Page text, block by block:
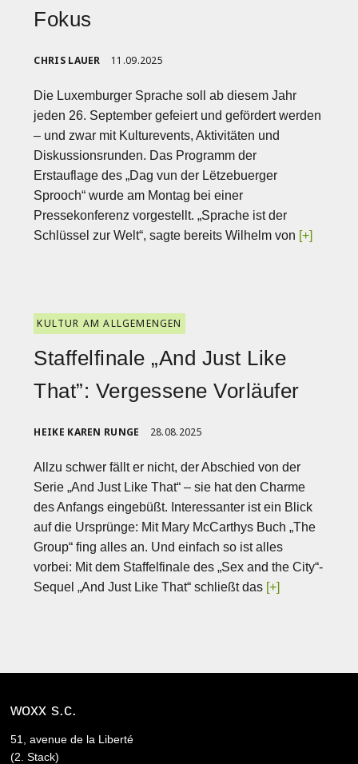
Fokus
CHRIS LAUER 11.09.2025
Die Luxemburger Sprache soll ab diesem Jahr
jeden 26. September gefeiert und gefördert werden
– und zwar mit Kulturevents, Aktivitäten und
Diskussionsrunden. Das Programm der
Erstauflage des „Dag vun der Lëtzebuerger
Sprooch“ wurde am Montag bei einer
Pressekonferenz vorgestellt. „Sprache ist der
Schlüssel zur Welt“, sagte bereits Wilhelm von [+]
KULTUR AM ALLGEMENGEN
Staffelfinale „And Just Like
That”: Vergessene Vorläufer
HEIKE KAREN RUNGE 28.08.2025
Allzu schwer fällt er nicht, der Abschied von der
Serie „And Just Like That“ – sie hat den Charme
des Anfangs eingebüßt. Interessanter ist ein Blick
auf die Ursprünge: Mit Mary McCarthys Buch „The
Group“ fing alles an. Und einfach so ist alles
vorbei: Mit dem Staffelfinale des „Sex and the City“-
Sequel „And Just Like That“ schließt das [+]
woxx s.c.
51, avenue de la Liberté
(2. Stack)